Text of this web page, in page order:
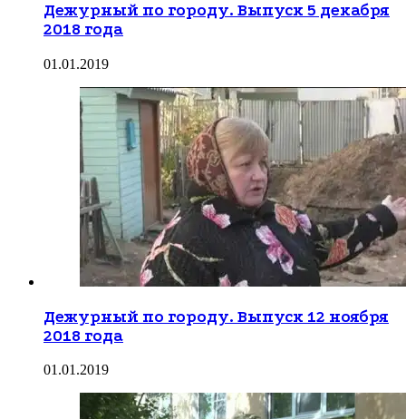
Дежурный по городу. Выпуск 5 декабря
2018 года
01.01.2019
Дежурный по городу. Выпуск 12 ноября
2018 года
01.01.2019